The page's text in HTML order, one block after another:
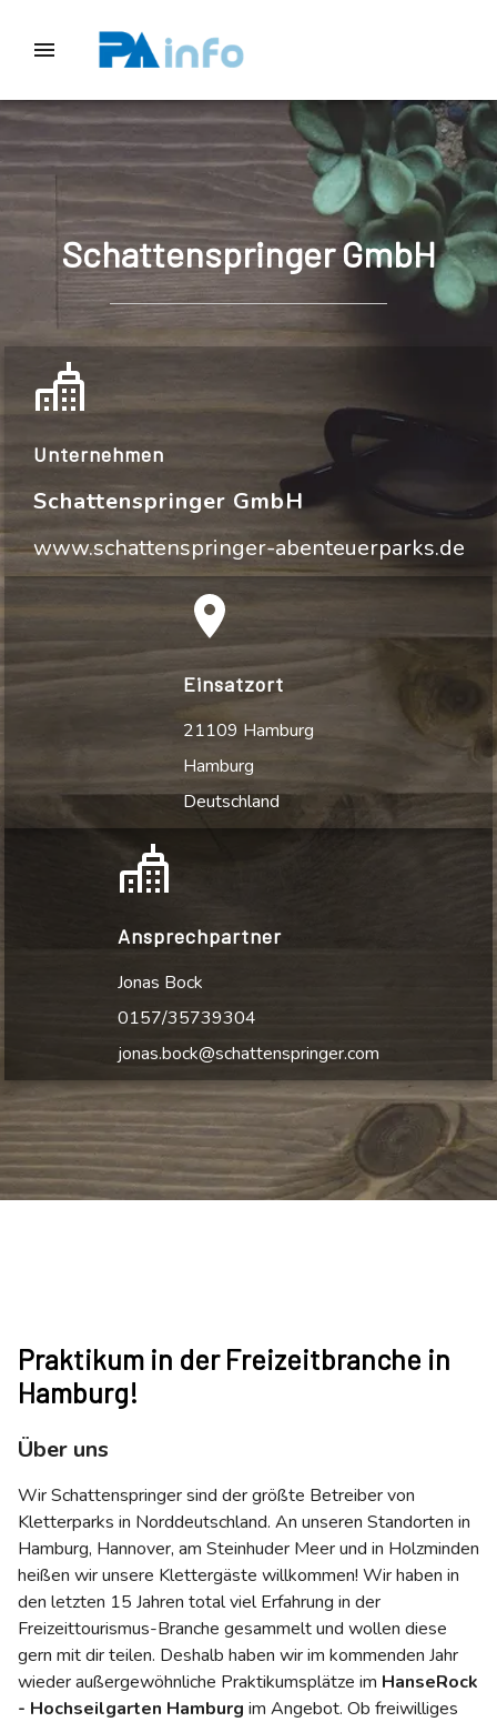
Schattenspringer GmbH
Unternehmen
Schattenspringer GmbH
www.schattenspringer-abenteuerparks.de
Einsatzort
21109 Hamburg
Hamburg
Deutschland
Ansprechpartner
Jonas Bock
0157/35739304
jonas.bock@schattenspringer.com
Praktikum in der Freizeitbranche in
Hamburg!
Über uns
Wir Schattenspringer sind der größte Betreiber von
Kletterparks in Norddeutschland. An unseren Standorten in
Hamburg, Hannover, am Steinhuder Meer und in Holzminden
heißen wir unsere Klettergäste willkommen! Wir haben in
den letzten 15 Jahren total viel Erfahrung in der
Freizeittourismus-Branche gesammelt und wollen diese
gern mit dir teilen. Deshalb haben wir im kommenden Jahr
wieder außergewöhnliche Praktikumsplätze im HanseRock
- Hochseilgarten Hamburg im Angebot. Ob freiwilliges